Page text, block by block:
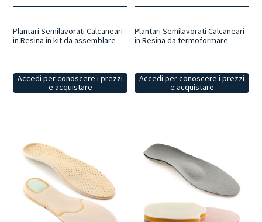
Plantari Semilavorati Calcaneari
in Resina in kit da assemblare
Accedi per conoscere i prezzi
e acquistare
Plantari Semilavorati Calcaneari
in Resina da termoformare
Accedi per conoscere i prezzi
e acquistare